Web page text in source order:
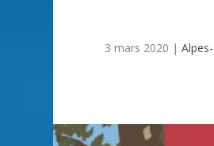
3 mars 2020 |